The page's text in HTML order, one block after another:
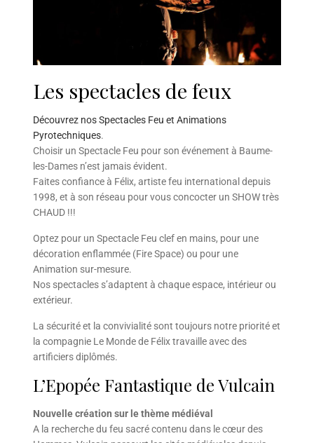
Les spectacles de feux
Découvrez nos Spectacles Feu et Animations
Pyrotechniques.
Choisir un Spectacle Feu pour son événement à Baume-
les-Dames n’est jamais évident.
Faites confiance à Félix, artiste feu international depuis
1998, et à son réseau pour vous concocter un SHOW très
CHAUD !!!
Optez pour un Spectacle Feu clef en mains, pour une
décoration enflammée (Fire Space) ou pour une
Animation sur-mesure.
Nos spectacles s’adaptent à chaque espace, intérieur ou
extérieur.
La sécurité et la convivialité sont toujours notre priorité et
la compagnie Le Monde de Félix travaille avec des
artificiers diplômés.
L’Epopée Fantastique de Vulcain
Nouvelle création sur le thème médiéval
A la recherche du feu sacré contenu dans le cœur des